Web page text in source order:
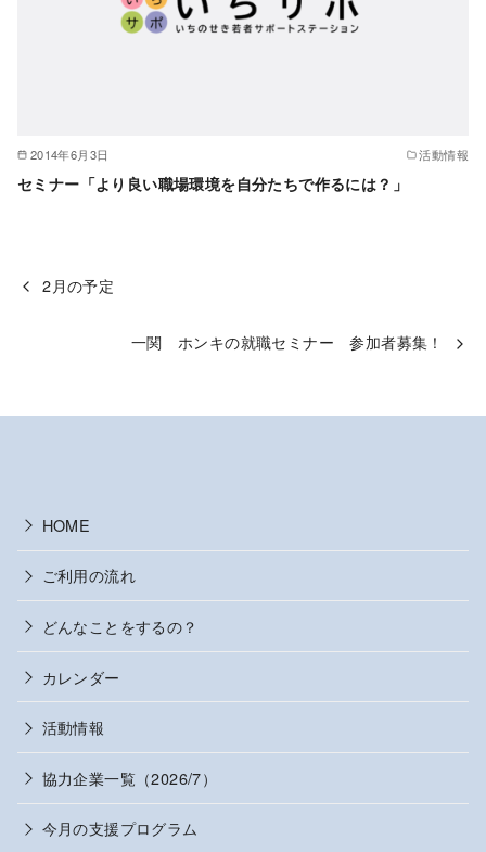
2014年6月3日 活動情報
セミナー「より良い職場環境を自分たちで作るには？」
2月の予定
一関 ホンキの就職セミナー 参加者募集！
HOME
ご利用の流れ
どんなことをするの？
カレンダー
活動情報
協力企業一覧（2026/7）
今月の支援プログラム